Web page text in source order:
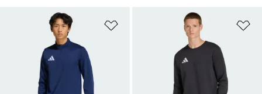
Přidat do seznamu přání